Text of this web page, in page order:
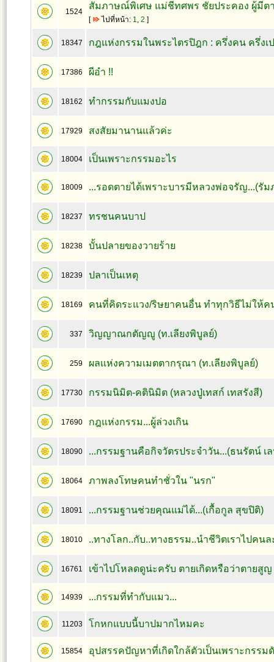
1524
สัมภาษณ์พิเศษ แม่ชีทศพร ชัยประคอง ผู้มีต
[ ไปที่หน้า: 1, 2 ]
18347 กฎแห่งกรรมในพระไตรปิฎก : ครึ่งคน ครึ่งเ
17386 ผีอำ !!
18162 ทำกรรมกับแมงปอ
17929 สงสัยมานานแล้วค่ะ
18004 เป็นเพราะกรรมอะไร
18009 ...รอดตายได้เพราะบารมีหลวงพ่อจรัญ...(รั
18237 ทรชนคนบาป
18238 บั้นปลายของวายร้าย
18239 ปลาเป็นเหตุ
18169 คนที่คิดระแวง/ริษยาคนอื่น ทำทุกวิธีไม่ให้ค
337 วิญญาณกตัญญู (ท.เลียงพิบูลย์)
259 ผลแห่งความเมตตากรุณา (ท.เลียงพิบูลย์)
17730 กรรมนิมิต-คตินิมิต (หลวงปู่เทสก์ เทสรังสี)
17690 กฎแห่งกรรม...ผู้ล่วงเกิน
18090 ...กรรมฐานคือกิจวัตรประจำวัน...(ธนรัตน์ เ
18064 ภาพลงโทษคนทำชั่วใน "นรก"
18091 ...กรรมฐานช่วยคุณแม่ได้...(เกื้อกูล สุขปิติ)
18010 ..ทางโลก..กับ..ทางธรรม..นำชีวิตเราไปคน
16761 เข้าไปโหลดดูน่ะครับ ตายเกิดหรือว่าตายสูญ
14939 ...กรรมที่ทำกับแมว...
11203 โกหกแบบนี้บาปมากไหมคะ
15854 อุปสรรคปัญหาที่เกิดใกล้ตัวเป็นเพราะกรรม